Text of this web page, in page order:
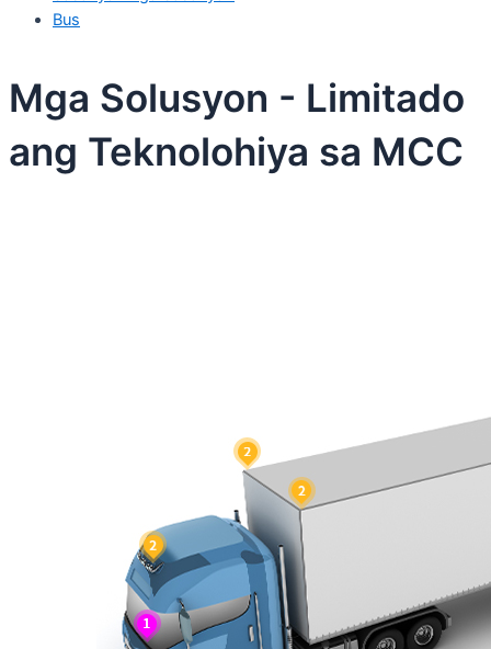
Bus
Mga Solusyon - Limitado
ang Teknolohiya sa MCC